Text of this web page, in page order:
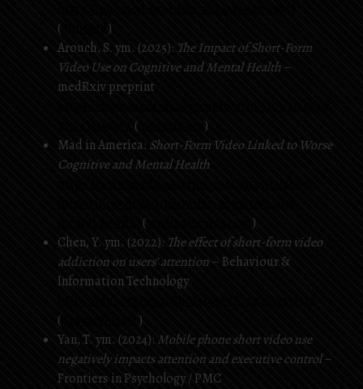
(
)
Arouch, S. ym. (2025): The Impact of Short-Form
Video Use on Cognitive and Mental Health –
medRxiv preprint
(
)
Mad in America: Short-Form Video Linked to Worse
Cognitive and Mental Health
(
)
Chen, Y. ym. (2022): The effect of short-form video
addiction on users’ attention– Behaviour &
Information Technology
(
)
Yan, T. ym. (2024): Mobile phone short video use
negatively impacts attention and executive control–
Frontiers in Psychology / PMC